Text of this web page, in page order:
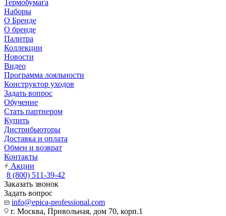
Термобумага
Наборы
О Бренде
О бренде
Палитра
Коллекции
Новости
Видео
Программа лояльности
Конструктор уходов
Задать вопрос
Обучение
Стать партнером
Купить
Дистрибьюторы
Доставка и оплата
Обмен и возврат
Контакты
Акции
8 (800) 511-39-42
Заказать звонок
Задать вопрос
info@epica-professional.com
г. Москва, Привольная, дом 70, корп.1